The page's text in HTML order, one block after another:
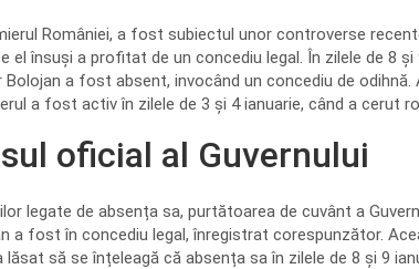
României, a fost subiectul unor controverse
el însuși a profitat de un concediu legal. În zilele de 8
Bolojan a fost absent, invocând un concediu de
a fost activ în zilele de 3 și 4 ianuarie, când a cerut
oficial al Guvernului
legate de absența sa, purtătoarea de cuvânt a
a fost în concediu legal, înregistrat corespunzător.
lăsat să se înțeleagă că absența sa în zilele de 8 și 9